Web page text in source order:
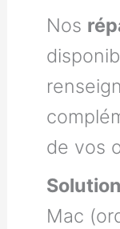
Nos
de vos
Mac